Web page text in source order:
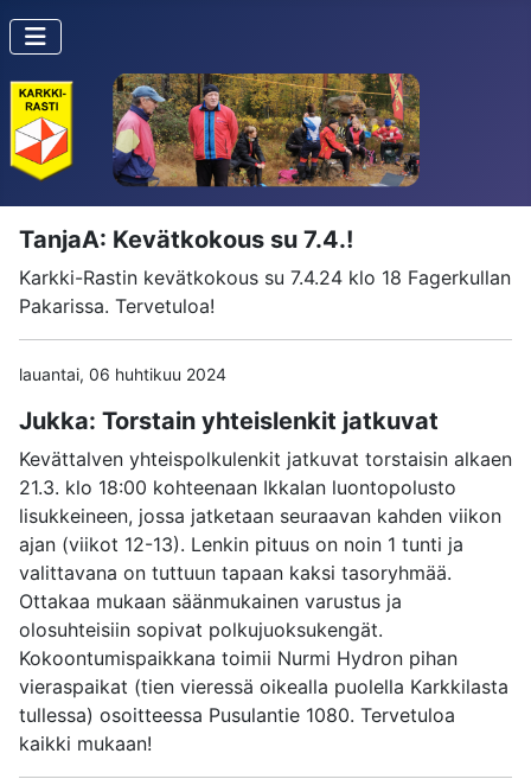
TanjaA: Kevätkokous su 7.4.!
Karkki-Rastin kevätkokous su 7.4.24 klo 18 Fagerkullan
Pakarissa. Tervetuloa!
lauantai, 06 huhtikuu 2024
Jukka: Torstain yhteislenkit jatkuvat
Kevättalven yhteispolkulenkit jatkuvat torstaisin alkaen
21.3. klo 18:00 kohteenaan Ikkalan luontopolusto
lisukkeineen, jossa jatketaan seuraavan kahden viikon
ajan (viikot 12-13). Lenkin pituus on noin 1 tunti ja
valittavana on tuttuun tapaan kaksi tasoryhmää.
Ottakaa mukaan säänmukainen varustus ja
olosuhteisiin sopivat polkujuoksukengät.
Kokoontumispaikkana toimii Nurmi Hydron pihan
vieraspaikat (tien vieressä oikealla puolella Karkkilasta
tullessa) osoitteessa Pusulantie 1080. Tervetuloa
kaikki mukaan!